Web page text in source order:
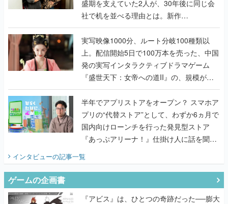
盛期を支えていた2人が、30年後に同じ会
社で机を並べる理由とは。新作
『TATSUJIN EXTREME』で初タッグを組
んだレジェンド2人に訊く開発秘話
実写映像1000分、ルート分岐100種類以
上。配信開始5日で100万本を売った、中国
発の実写インタラクティブドラマゲーム
『盛世天下：女帝への道II』の、規模が違
うこだわりをプロデューサーに聞いた
半年でアプリストアをオープン？ スマホア
プリの“代替ストア”として、わずか6ヵ月で
国内向けローンチを行った発見型ストア
『あっぷアリーナ！』仕掛け人に話を聞い
インタビューの記事一覧
ゲームの企画書
『アビス』は、ひとつの奇跡だった──膨大